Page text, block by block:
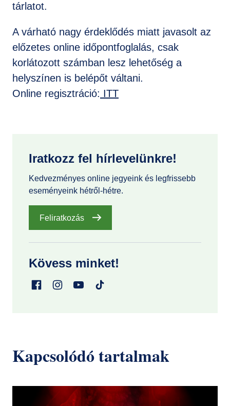
tárlatot.
A várható nagy érdeklődés miatt javasolt az
előzetes online időpontfoglalás, csak
korlátozott számban lesz lehetőség a
helyszínen is belépőt váltani.
Online regisztráció: ITT
Iratkozz fel hírlevelünkre!
Kedvezményes online jegyeink és legfrissebb
eseményeink hétről-hétre.
Feliratkozás
Kövess minket!
Kapcsolódó tartalmak